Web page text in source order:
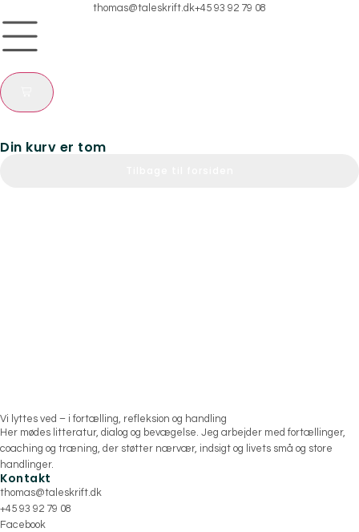
thomas@taleskrift.dk+45 93 92 79 08
Din kurv er tom
Vi lyttes ved – i fortælling, refleksion og handling
Her mødes litteratur, dialog og bevægelse. Jeg arbejder med fortællinger,
coaching og træning, der støtter nærvær, indsigt og livets små og store
handlinger.
Kontakt
thomas@taleskrift.dk
+45 93 92 79 08
Facebook